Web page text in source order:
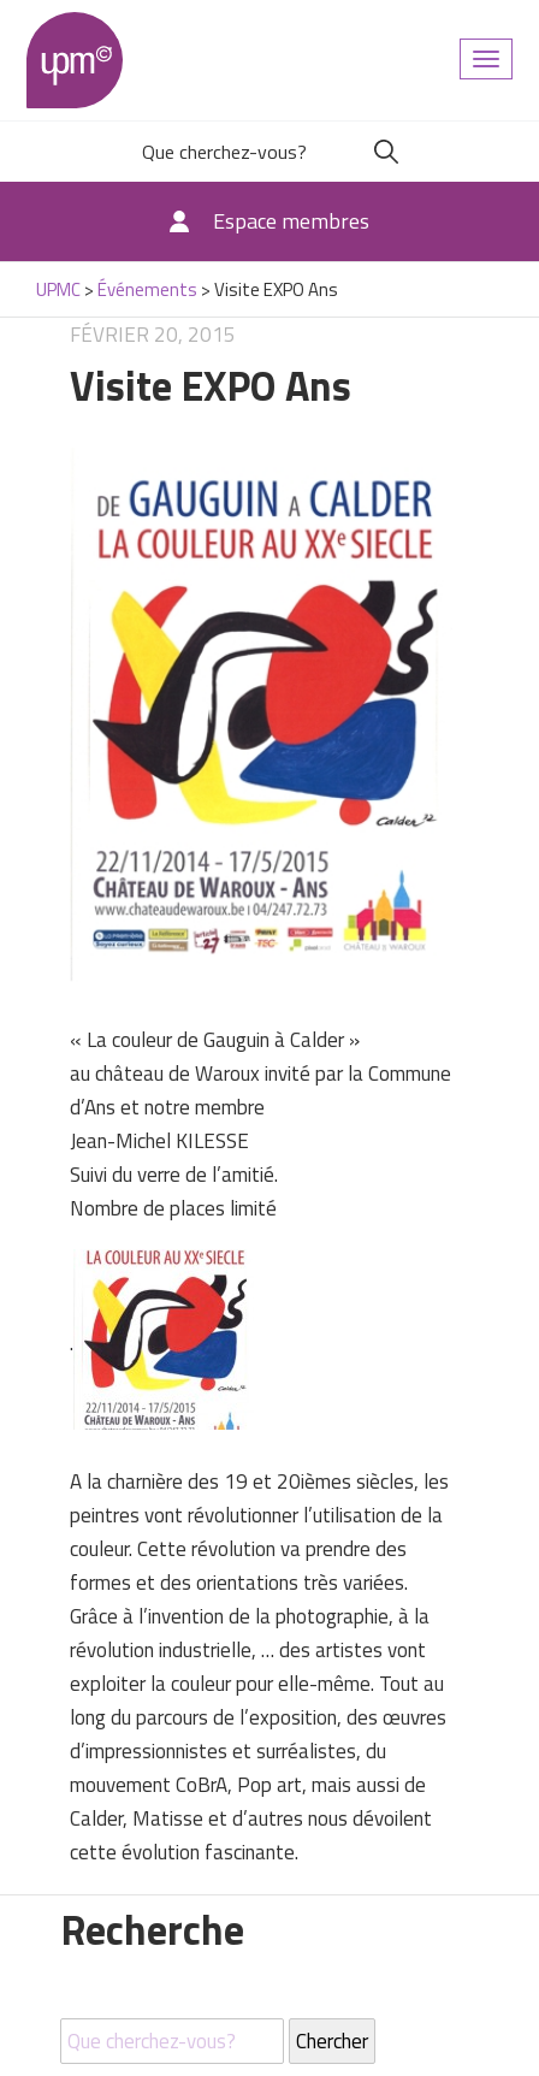
Espace membres
UPMC>Événements >Visite EXPO Ans
FÉVRIER 20, 2015
Visite EXPO Ans
« La couleur de Gauguin à Calder »
au château de Waroux invité par la Commune
d’Ans et notre membre
Jean-Michel KILESSE
Suivi du verre de l’amitié.
Nombre de places limité
.
A la charnière des 19 et 20ièmes siècles, les
peintres vont révolutionner l’utilisation de la
couleur. Cette révolution va prendre des
formes et des orientations très variées.
Grâce à l’invention de la photographie, à la
révolution industrielle, … des artistes vont
exploiter la couleur pour elle-même. Tout au
long du parcours de l’exposition, des œuvres
d’impressionnistes et surréalistes, du
mouvement CoBrA, Pop art, mais aussi de
Calder, Matisse et d’autres nous dévoilent
cette évolution fascinante.
Recherche